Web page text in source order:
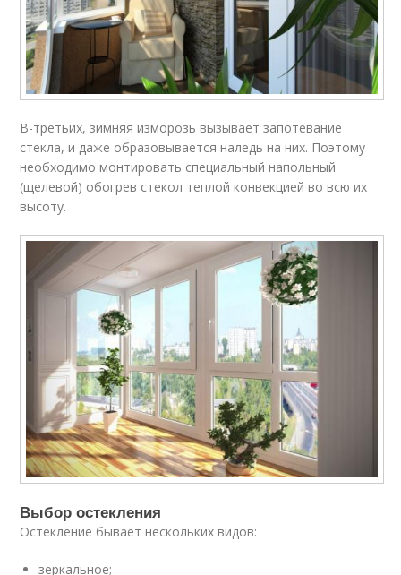
В-третьих, зимняя изморозь вызывает запотевание
стекла, и даже образовывается наледь на них. Поэтому
необходимо монтировать специальный напольный
(щелевой) обогрев стекол теплой конвекцией во всю их
высоту.
Выбор остекления
Остекление бывает нескольких видов:
зеркальное;